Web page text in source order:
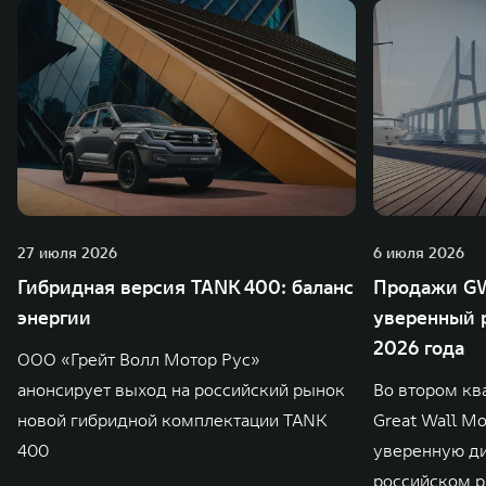
27 июля 2026
Гибридная версия TANK 400: баланс
энергии
ООО «Грейт Волл Мотор Рус»
анонсирует выход на российский рынок
новой гибридной комплектации TANK
400
6 июля 2026
Продажи
уверенный
2026 года
Во втором
Great Wall
уверенную
российском